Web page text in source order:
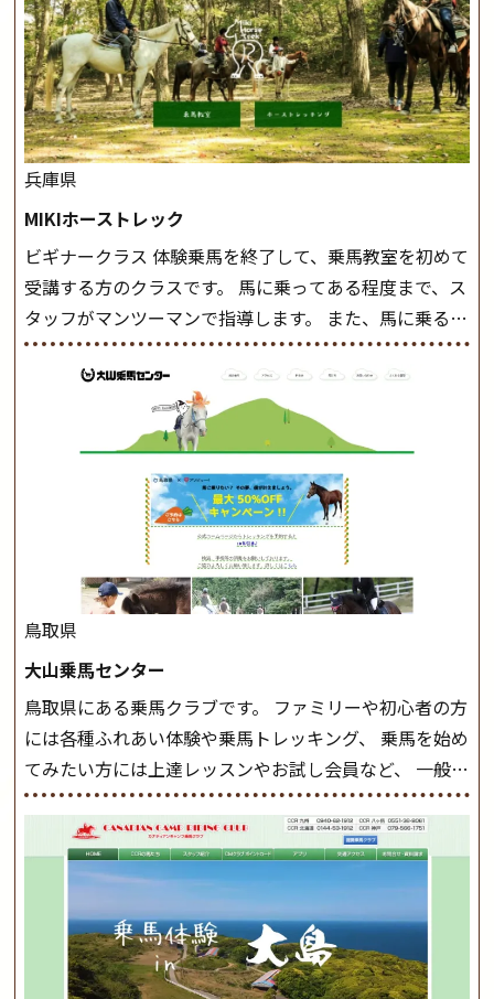
兵庫県
MIKIホーストレック
ビギナークラス 体験乗馬を終了して、乗馬教室を初めて
受講する方のクラスです。 馬に乗ってある程度まで、ス
タッフがマンツーマンで指導します。 また、馬に乗るだ
けでなく、馬の手入れや馬装（鞍などを装着する） も
このクラスで把握し、「馬に触れること」にも慣れてい
きましょう。 スタートクラス ビギナークラスで単独で
軽速歩(けいはやあし)ができるようになったら スタート
クラスへ。 グループレッスンで馬のスピードを調整し
ながら 軽速歩・正反撞(せいはんどう)を学びます。 安定
した手綱操作と軽速歩・正反撞ができるようになれば
駈歩(かけあし)練習に入ります。 ホップクラス スタート
クラスで常歩(なみあし)や 速歩、駈歩の初歩をマスター
したら、 次は部班にて駈歩を含めた誘導練習を行いま
しょう。 ステップクラス ホップクラスまでに練習した
まとめをします。 三種歩法をマスターし、ワンランク上
の扶助操作や誘導方法を身につけましょう。 注意事項
◆馬場使用状況により、使用する馬場はこちらで決定い
たしますのでご了承ください ◆基本は雨天決行です
が、落雷・強風等のより、安全上急遽中止させていただ
く場合がございます。 ◆三木ホースランドパークの協議
会や講習会等により、一部レッスンが中止になる場合が
ございます。 その際、ご予約いただいている皆様には事
前にご連絡いたします。MIKIホーストレックのツアー
はこちら
鳥取県
大山乗馬センター
鳥取県にある乗馬クラブです。 ファミリーや初心者の方
には各種ふれあい体験や乗馬トレッキング、 乗馬を始め
てみたい方には上達レッスンやお試し会員など、 一般の
方に幅広くお楽しみいただける施設を目指しています。
また、お手軽（低価格）に会員になったり自分の馬を持
つことのできる乗馬クラブでもあり、 健康や趣味、スポ
ーツ競技として、老若男女様々な方が、日々乗馬をお楽
しみいただいています。 なお、ゴールデンウィークと夏
休み期間中は無休で営業していますので、ぜひご家族で
お越しください！大山乗馬センターの紹介記事はこち